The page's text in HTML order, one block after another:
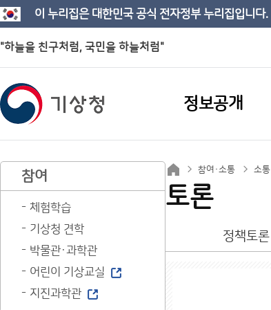
이 누리집은 대한민국 공식 전자정부 누리집입니다.
"하늘을 친구처럼, 국민을 하늘처럼"
정보공개
참여
체험학습
기상청 견학
박물관·과학관
어린이 기상교실
지진과학관
참여·소통 소통
토론
정책토론